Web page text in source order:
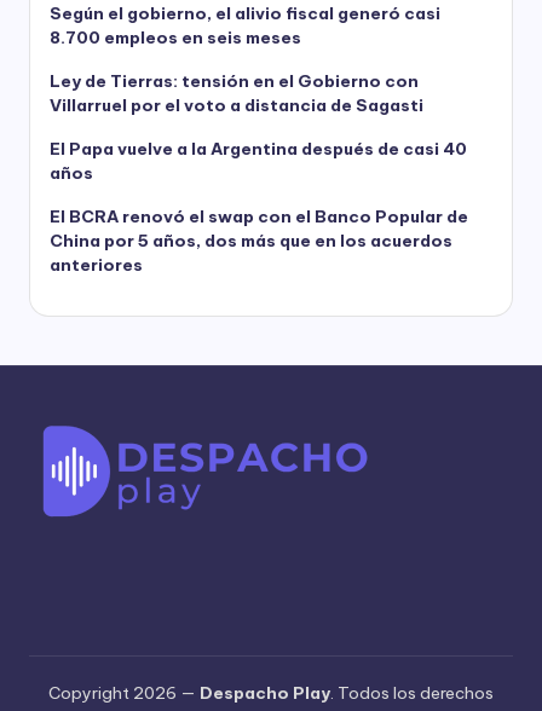
Según el gobierno, el alivio fiscal generó casi
8.700 empleos en seis meses
Ley de Tierras: tensión en el Gobierno con
Villarruel por el voto a distancia de Sagasti
El Papa vuelve a la Argentina después de casi 40
años
El BCRA renovó el swap con el Banco Popular de
China por 5 años, dos más que en los acuerdos
anteriores
Copyright 2026 — Despacho Play. Todos los derechos